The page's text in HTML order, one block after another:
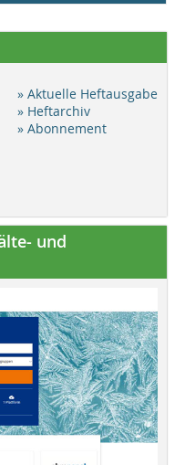
» Aktuelle Heftausgabe
» Heftarchiv
» Abonnement
und